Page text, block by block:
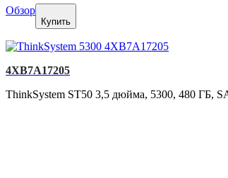
Обзор
Купить
4XB7A17205
ThinkSystem ST50 3,5 дюйма, 5300, 480 ГБ,